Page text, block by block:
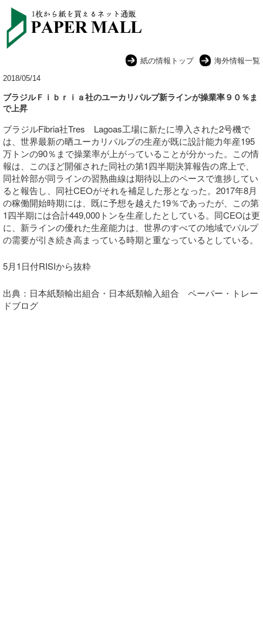
紙の情報トップ
海外情報一覧
2018/05/14
ブラジルＦｉｂｒｉａ社のユーカリパルプ新ラインが操業率９０％ま
で上昇
ブラジルFibria社Tres Lagoas工場に新たに導入された2号機で
は、世界最新の晒ユーカリパルプの生産が既に設計能力年産195
万トンの90％まで操業率が上がっていることが分かった。この情
報は、このほど開催された同社の第1四半期決算報告の席上で、
同社幹部が同ラインの習熟曲線は期待以上のペースで進捗してい
ると報告し、同社CEOがそれを補足した形となった。2017年8月
の稼働開始時期には、既に予想を越えた19％であったが、この第
1四半期には合計449,000トンを生産したとしている。同CEOは更
に、 新ラインの優れた生産能力は、世界のすべての地域でパルプ
の需要が引き続き高まっている時期と重なっているとしている。
5月1日付RISIから抜粋
出典：日本紙類輸出組合・日本紙類輸入組合 ペーパー・トレー
ドブログ